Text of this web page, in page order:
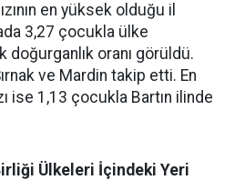
en yüksek olduğu il
3,27 çocukla ülke
oranı görüldü.
ve Mardin takip etti. En
ise 1,13 çocukla Bartın ilinde
Ülkeleri İçindeki Yeri